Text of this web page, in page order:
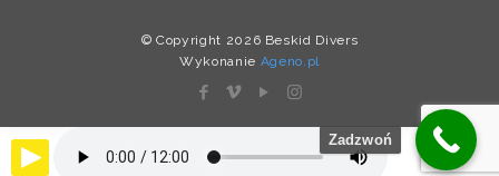
© Copyright 2026 Beskid Divers
Wykonanie Ageno.pl
Zadzwoń